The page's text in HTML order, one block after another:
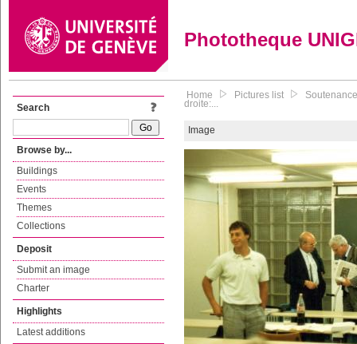
Phototheque
Search
Browse by...
Buildings
Events
Themes
Collections
Deposit
Submit an image
Charter
Highlights
Latest additions
Home Pictures list
droite:...
Image